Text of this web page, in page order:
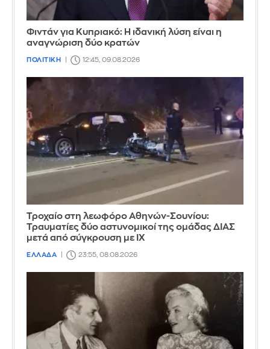
Φιντάν για Κυπριακό: Η ιδανική λύση είναι η
αναγνώριση δύο κρατών
ΠΟΛΙΤΙΚΗ 12:45, 09.08.2026
Τροχαίο στη λεωφόρο Αθηνών-Σουνίου:
Τραυματίες δύο αστυνομικοί της ομάδας ΔΙΑΣ
μετά από σύγκρουση με ΙΧ
ΕΛΛΑΔΑ 23:55, 08.08.2026